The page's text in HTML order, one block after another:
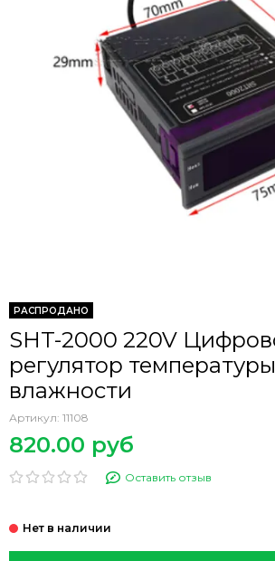
РАСПРОДАНО
SHT-2000 220V
регулятор
влажности
Артикул: 11108
820.00 руб
Оставить отзыв